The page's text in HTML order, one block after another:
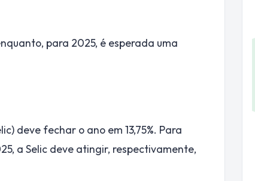
para 2025, é esperada uma
deve fechar o ano em 13,75%. Para
a Selic deve atingir, respectivamente,